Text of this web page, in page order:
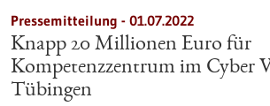
Pressemitteilung - 01.07.2022
Knapp 20 Millionen Euro für
Kompetenzzentrum im Cyber
Tübingen